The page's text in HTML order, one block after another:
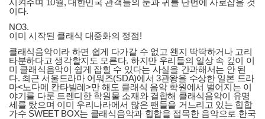
시켜주며 10월, 대한민국 관객들의 눈과 귀를 단번에 사로잡을 것
이다.
NO3.
이미 시작된 클래식 대중화의 정점!
클래식음악이라 하면 쉽게 다가갈 수 없고 왠지 딱딱하거나 고리
타분하다고 생각할지도 모른다. 하지만 우리들의 일상 속 깊이 이
미 클래식음악이 쉽게 잡힐 수 있다는 사실을 간과해서는 안 된
다. 최근 서울드라마 어워즈(SDA)에서 3관왕을 수상한 일본 드라
마<노다메 칸타빌레>만 해도 클래식 음악 학원에서 벌어지는 이
야기를 다룬 트렌디한 학원물 소재와 결합해 클래식음악이 유명
세를 탔으며 이미 우리나라에서 많은 팬들을 거느리고 있는 힙합
가수 SWEET BOX는 클래식음악과 힙합을 접목한 음악으로 한국